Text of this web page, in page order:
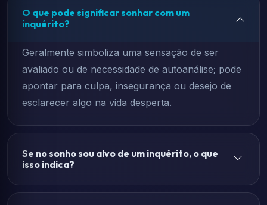
O que pode significar sonhar com um
inquérito?
Geralmente simboliza uma sensação de ser
avaliado ou de necessidade de autoanálise; pode
apontar para culpa, insegurança ou desejo de
esclarecer algo na vida desperta.
Se no sonho sou alvo de um inquérito, o que
isso indica?